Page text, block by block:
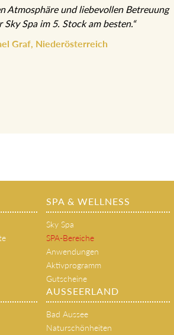
Atmosphäre und liebevollen Betreuung
Sky Spa im 5. Stock am besten.“
Graf, Niederösterreich
SPA & WELLNESS
Sky Spa
SPA-Bereiche
Anwendungen
Aktivprogramm
Gutscheine
AUSSEERLAND
Bad Aussee
Naturschönheiten